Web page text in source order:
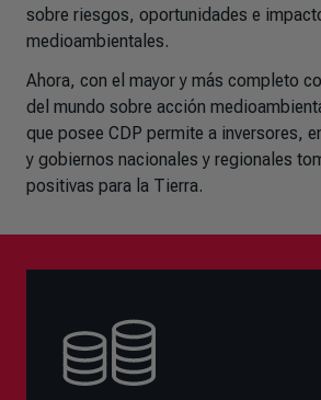
sobre riesgos, oportunidades e
medioambientales.
Ahora, con el mayor y más completo
del mundo sobre acción
que posee CDP permite a inversores,
y gobiernos nacionales y regionales
positivas para la Tierra.